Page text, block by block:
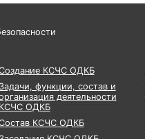
КСЧС ОДКБ
Задачи, функции, состав и
деятельности
КСЧС ОДКБ
КСЧС ОДКБ